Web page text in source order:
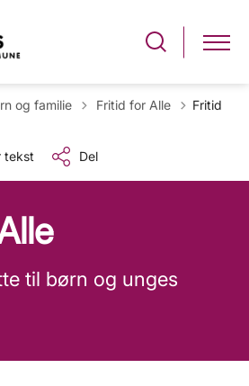
og familie Tilbage til
Fritid for Alle
Fritid
tekst Del
til børn og unges